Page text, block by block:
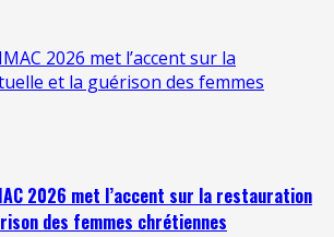
2026 met l’accent sur la
et la guérison des femmes
2026 met l’accent sur la restauration
des femmes chrétiennes